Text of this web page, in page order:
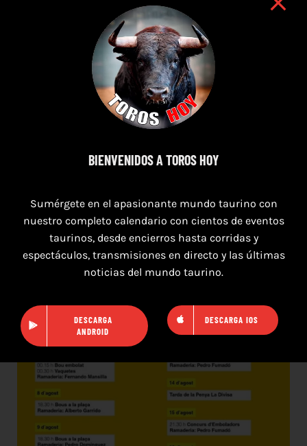
BIENVENIDOS A TOROS HOY
Sumérgete en el apasionante mundo taurino con
nuestro completo calendario con cientos de eventos
taurinos, desde encierros hasta corridas y
espectáculos, transmisiones en directo y las últimas
noticias del mundo taurino.
DESCARGA
ANDROID
DESCARGA IOS